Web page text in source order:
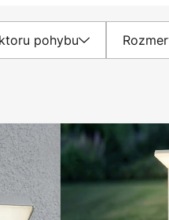
pohybu